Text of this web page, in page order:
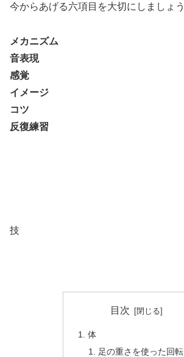
今からあげる六項目を大切にしましょう
メカニズム
音表現
感覚
イメージ
コツ
反復練習
技
目次
体
足の重さを使った回転